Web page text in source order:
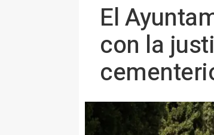
El
con la